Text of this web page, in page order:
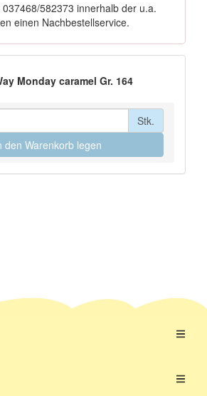
037468/582373 innerhalb der u.a.
einen Nachbestellservice.
Monday caramel Gr. 164
Stk.
den Warenkorb legen